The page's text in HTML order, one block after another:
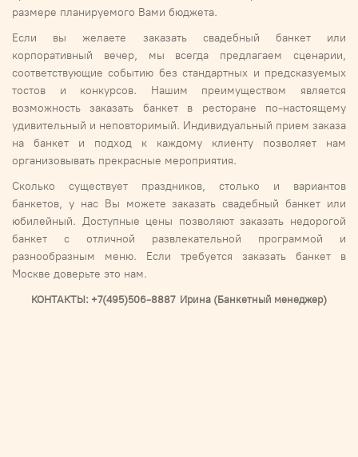
размере планируемого Вами бюджета.
Если вы желаете заказать свадебный банкет или
корпоративный вечер, мы всегда предлагаем сценарии,
соответствующие событию без стандартных и предсказуемых
тостов и конкурсов. Нашим преимуществом является
возможность заказать банкет в ресторане по-настоящему
удивительный и неповторимый. Индивидуальный прием заказа
на банкет и подход к каждому клиенту позволяет нам
организовывать прекрасные мероприятия.
Сколько существует праздников, столько и вариантов
банкетов, у нас Вы можете заказать свадебный банкет или
юбилейный. Доступные цены позволяют заказать недорогой
банкет с отличной развлекательной программой и
разнообразным меню. Если требуется заказать банкет в
Москве доверьте это нам.
КОНТАКТЫ: +7(495)506-8887 Ирина (Банкетный менеджер)